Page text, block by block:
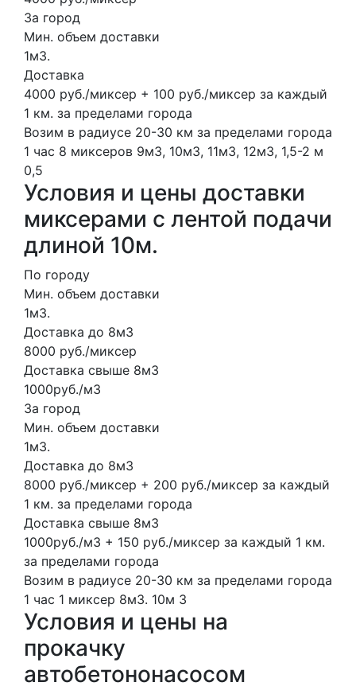
За город
Мин. объем доставки
1м3.
Доставка
4000 руб./миксер + 100 руб./миксер за каждый
1 км. за пределами города
Возим в радиусе 20-30 км за пределами города
1 час 8 миксеров 9м3, 10м3, 11м3, 12м3, 1,5-2 м
0,5
Условия и цены доставки
миксерами с лентой подачи
длиной 10м.
По городу
Мин. объем доставки
1м3.
Доставка до 8м3
8000 руб./миксер
Доставка свыше 8м3
1000руб./м3
За город
Мин. объем доставки
1м3.
Доставка до 8м3
8000 руб./миксер + 200 руб./миксер за каждый
1 км. за пределами города
Доставка свыше 8м3
1000руб./м3 + 150 руб./миксер за каждый 1 км.
за пределами города
Возим в радиусе 20-30 км за пределами города
1 час 1 миксер 8м3. 10м 3
Условия и цены на
прокачку
автобетононасосом